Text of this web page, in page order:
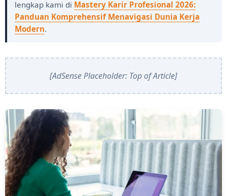
lengkap kami di Mastery Karir Profesional 2026:
Panduan Komprehensif Menavigasi Dunia Kerja
Modern.
[AdSense Placeholder: Top of Article]